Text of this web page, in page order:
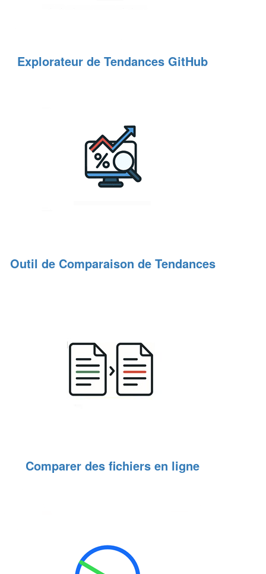
Explorateur de Tendances GitHub
Outil de Comparaison de Tendances
Comparer des fichiers en ligne